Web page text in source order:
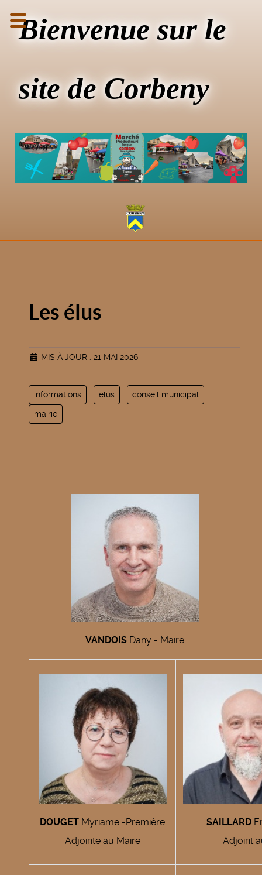
Bienvenue sur le
site de Corbeny
Les élus
MIS À JOUR : 21 MAI 2026
informations élus conseil municipal
mairie
VANDOISDany - Maire
DOUGET Myriame -Première
Adjointe au Maire
SAILLARD
Adjoint